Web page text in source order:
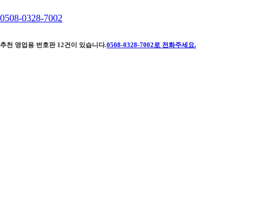
0508-0328-7002
추천 영업용 번호판 12건이 있습니다.0508-0328-7002 로 전화주세요.